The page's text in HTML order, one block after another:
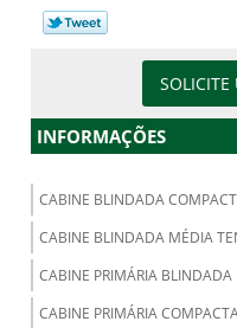
INFORMAÇÕES
CABINE BLINDADA
CABINE BLINDADA MÉDIA
CABINE PRIMÁRIA BLINDADA
CABINE PRIMÁRIA